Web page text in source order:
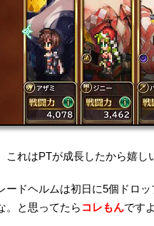
これはPTが成長したから嬉し
ードヘルムは初日に5個ドロ
。と思ってたら コレもんですよ